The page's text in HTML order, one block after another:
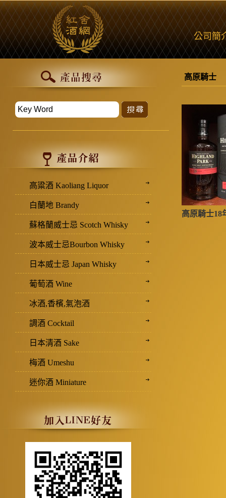
公司簡
高粱酒 Kaoliang Liquor
白蘭地 Brandy
蘇格蘭威士忌 Scotch Whisky
波本威士忌Bourbon Whisky
日本威士忌 Japan Whisky
葡萄酒 Wine
冰酒,香檳,氣泡酒
調酒 Cocktail
日本清酒 Sake
梅酒 Umeshu
迷你酒 Miniature
高原騎士
高原騎士18